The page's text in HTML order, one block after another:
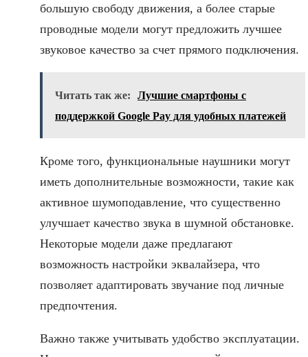
большую свободу движения, а более старые
проводные модели могут предложить лучшее
звуковое качество за счет прямого подключения.
Читать так же:
Лучшие смартфоны с
поддержкой Google Pay для удобных платежей
Кроме того, функциональные наушники могут
иметь дополнительные возможности, такие как
активное шумоподавление, что существенно
улучшает качество звука в шумной обстановке.
Некоторые модели даже предлагают
возможность настройки эквалайзера, что
позволяет адаптировать звучание под личные
предпочтения.
Важно также учитывать удобство эксплуатации.